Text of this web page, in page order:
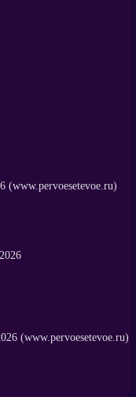
(www.pervoesetevoe.ru)